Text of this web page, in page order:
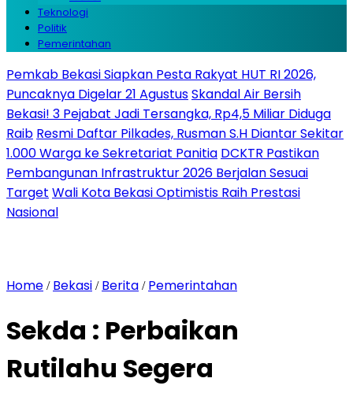
Teknologi
Politik
Pemerintahan
Pemkab Bekasi Siapkan Pesta Rakyat HUT RI 2026,
Puncaknya Digelar 21 AgustusSkandal Air Bersih
Bekasi! 3 Pejabat Jadi Tersangka, Rp4,5 Miliar Diduga
Raib Resmi Daftar Pilkades, Rusman S.H Diantar Sekitar
1.000 Warga ke Sekretariat Panitia DCKTR Pastikan
Pembangunan Infrastruktur 2026 Berjalan Sesuai
Target Wali Kota Bekasi Optimistis Raih Prestasi
Nasional
Home / Bekasi / Berita / Pemerintahan
Sekda : Perbaikan
Rutilahu Segera